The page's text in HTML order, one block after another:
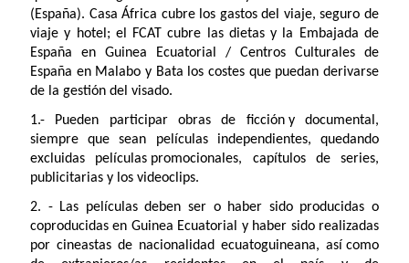
(España). Casa África cubre los gastos del viaje, seguro de
viaje y hotel; el FCAT cubre las dietas y la Embajada de
España en Guinea Ecuatorial / Centros Culturales de
España en Malabo y Bata los costes que puedan derivarse
de la gestión del visado.
1.- Pueden participar obras de ficción y documental,
siempre que sean películas independientes, quedando
excluidas películas promocionales, capítulos de series,
publicitarias y los videoclips.
2. - Las películas deben ser o haber sido producidas o
coproducidas en Guinea Ecuatorial y haber sido realizadas
por cineastas de nacionalidad ecuatoguineana, así como